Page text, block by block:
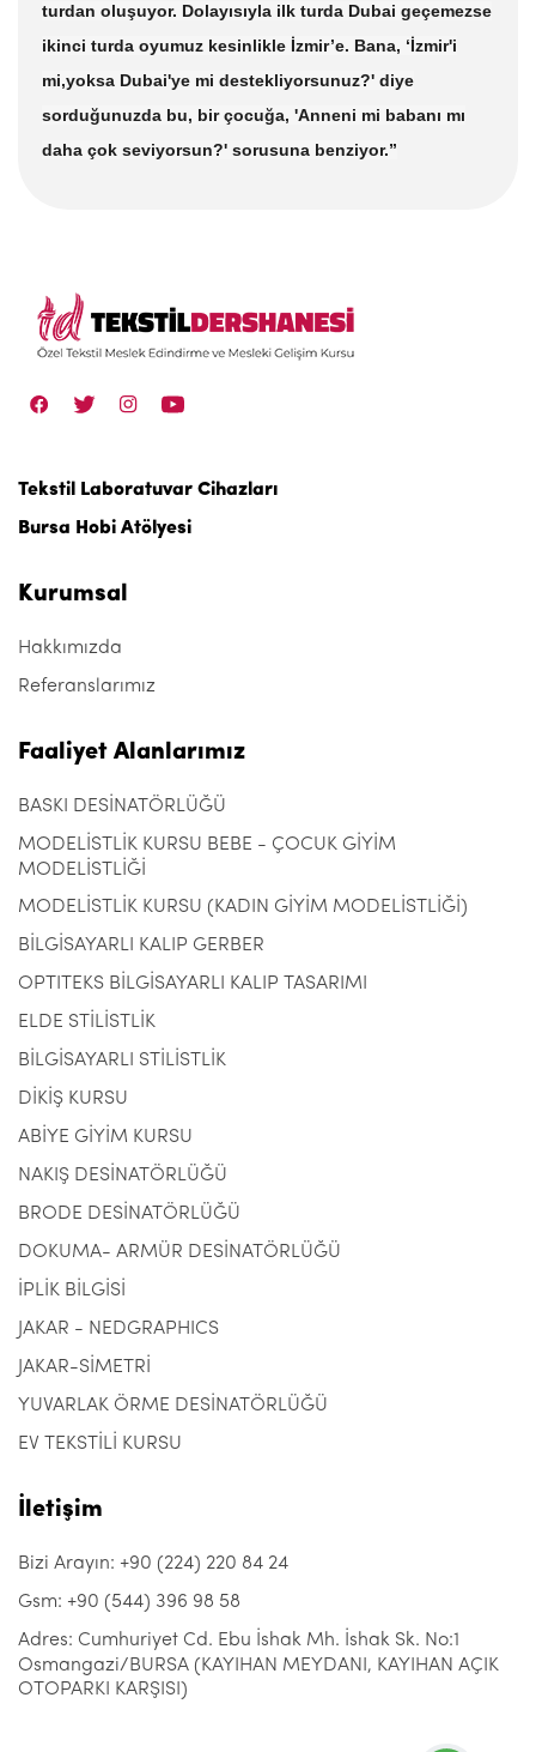
turdan oluşuyor. Dolayısıyla ilk turda Dubai geçemezse
ikinci turda oyumuz kesinlikle İzmir’e. Bana, ‘İzmir'i
mi,yoksa Dubai'ye mi destekliyorsunuz?' diye
sorduğunuzda bu, bir çocuğa, 'Anneni mi babanı mı
daha çok seviyorsun?' sorusuna benziyor.”
Tekstil Laboratuvar Cihazları
Bursa Hobi Atölyesi
Kurumsal
Hakkımızda
Referanslarımız
Faaliyet Alanlarımız
BASKI DESİNATÖRLÜĞÜ
MODELİSTLİK KURSU BEBE - ÇOCUK GİYİM
MODELİSTLİĞİ
MODELİSTLİK KURSU (KADIN GİYİM MODELİSTLİĞİ)
BİLGİSAYARLI KALIP GERBER
OPTITEKS BİLGİSAYARLI KALIP TASARIMI
ELDE STİLİSTLİK
BİLGİSAYARLI STİLİSTLİK
DİKİŞ KURSU
ABİYE GİYİM KURSU
NAKIŞ DESİNATÖRLÜĞÜ
BRODE DESİNATÖRLÜĞÜ
DOKUMA- ARMÜR DESİNATÖRLÜĞÜ
İPLİK BİLGİSİ
JAKAR - NEDGRAPHICS
JAKAR-SİMETRİ
YUVARLAK ÖRME DESİNATÖRLÜĞÜ
EV TEKSTİLİ KURSU
İletişim
Bizi Arayın: +90 (224) 220 84 24
Gsm: +90 (544) 396 98 58
Adres: Cumhuriyet Cd. Ebu İshak Mh. İshak Sk. No:1
Osmangazi/BURSA (KAYIHAN MEYDANI, KAYIHAN AÇIK
OTOPARKI KARŞISI)